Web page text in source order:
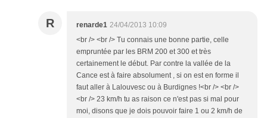
R renarde1 24/04/2013 10:09
<br /> <br /> Tu connais une bonne partie, celle
empruntée par les BRM 200 et 300 et très
certainement le début. Par contre la vallée de la
Cance est à faire absolument , si on est en forme il
faut aller à Lalouvesc ou à Burdignes !<br /> <br />
<br /> 23 km/h tu as raison ce n'est pas si mal pour
moi, disons que je dois pouvoir faire 1 ou 2 km/h de